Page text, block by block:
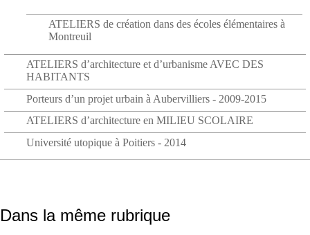
ATELIERS de création dans des écoles élémentaires à
Montreuil
ATELIERS d’architecture et d’urbanisme AVEC DES
HABITANTS
Porteurs d’un projet urbain à Aubervilliers - 2009-2015
ATELIERS d’architecture en MILIEU SCOLAIRE
Université utopique à Poitiers - 2014
Dans la même rubrique